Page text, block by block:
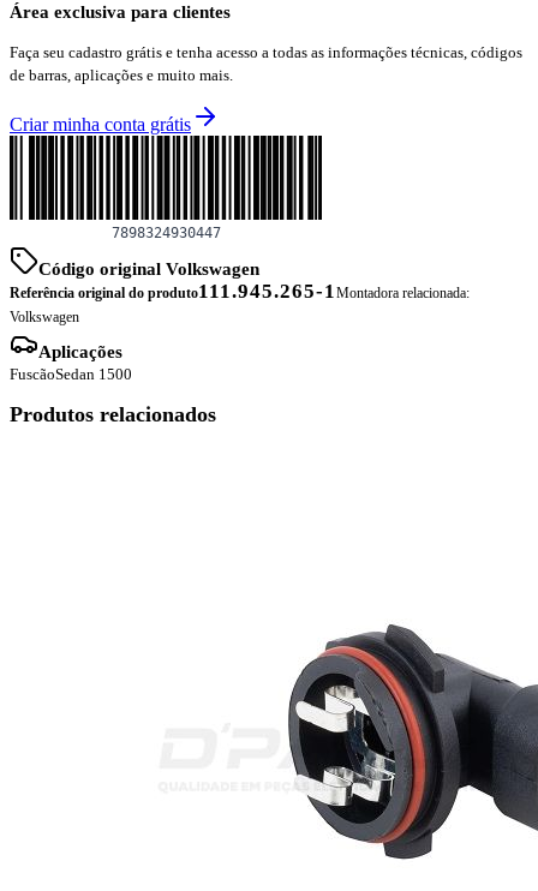
Área exclusiva para clientes
Faça seu cadastro grátis e tenha acesso a todas as informações técnicas, códigos
de barras, aplicações e muito mais.
Criar minha conta grátis
Código original Volkswagen
Referência original do produto111.945.265-1Montadora relacionada:
Volkswagen
Aplicações
FuscãoSedan 1500
Produtos relacionados